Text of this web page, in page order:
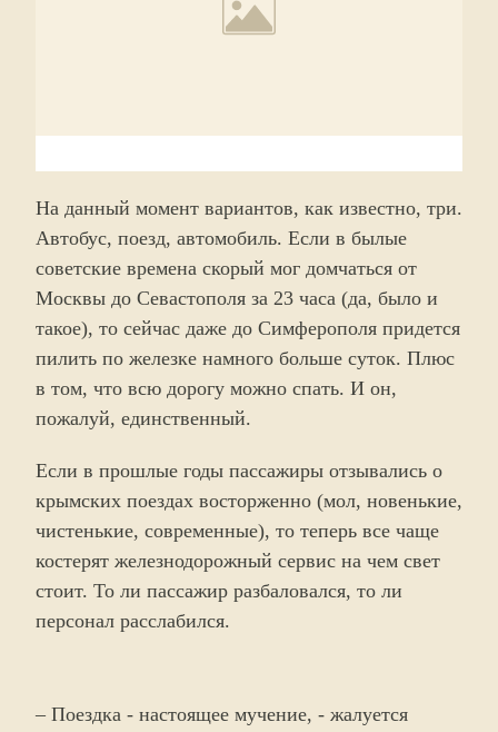
На данный момент вариантов, как известно, три.
Автобус, поезд, автомобиль. Если в былые
советские времена скорый мог домчаться от
Москвы до Севастополя за 23 часа (да, было и
такое), то сейчас даже до Симферополя придется
пилить по железке намного больше суток. Плюс
в том, что всю дорогу можно спать. И он,
пожалуй, единственный.
Если в прошлые годы пассажиры отзывались о
крымских поездах восторженно (мол, новенькие,
чистенькие, современные), то теперь все чаще
костерят железнодорожный сервис на чем свет
стоит. То ли пассажир разбаловался, то ли
персонал расслабился.
– Поездка - настоящее мучение, - жалуется